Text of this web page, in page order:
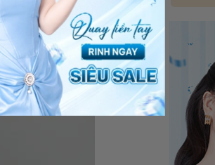
cấp màu hổ phách,
sức khỏe cao cấp từ